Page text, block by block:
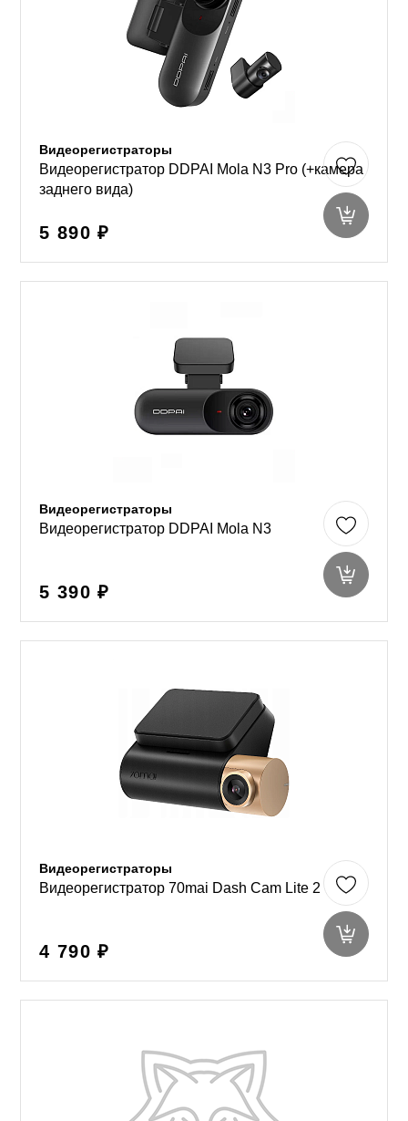
Видеорегистраторы
Видеорегистратор DDPAI Mola N3 Pro (+камера
заднего вида)
5 890 ₽
Видеорегистраторы
Видеорегистратор DDPAI Mola N3
5 390 ₽
Видеорегистраторы
Видеорегистратор 70mai Dash Cam Lite 2
4 790 ₽